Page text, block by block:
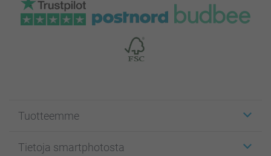
Tuotteemme
Kuvakortit
Tietoja smartphotosta